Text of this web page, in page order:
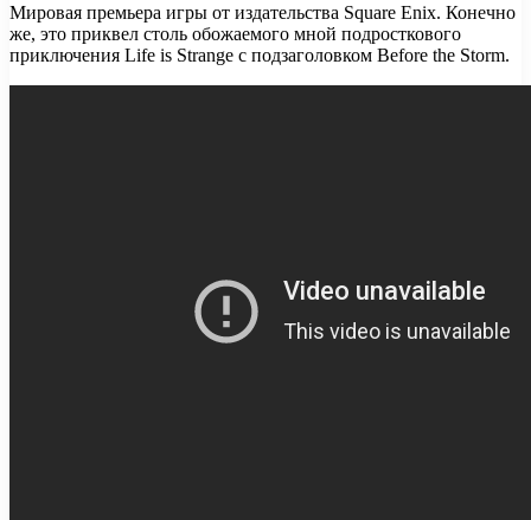
Мировая премьера игры от издательства Square Enix. Конечно
же, это приквел столь обожаемого мной подросткового
приключения Life is Strange с подзаголовком Before the Storm.